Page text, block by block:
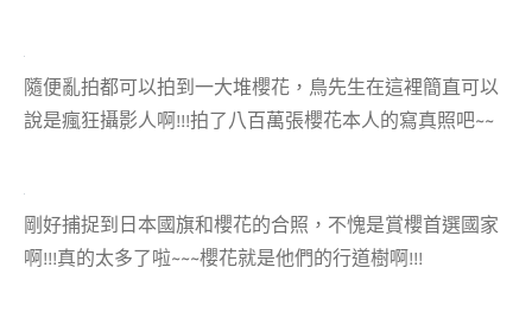
隨便亂拍都可以拍到一大堆櫻花，鳥先生在這裡簡直可以
說是瘋狂攝影人啊!!!拍了八百萬張櫻花本人的寫真照吧~~
剛好捕捉到日本國旗和櫻花的合照，不愧是賞櫻首選國家
啊!!!真的太多了啦~~~櫻花就是他們的行道樹啊!!!